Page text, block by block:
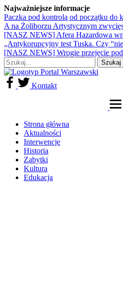
Najważniejsze informacje
Paczka pod kontrolą od początku do
A na Żoliborzu Artystycznym
[NASZ NEWS] Afera Hazardowa
„Antykorupcyjny test Tuska. Czy
[NASZ NEWS] Wrogie przejęcie
Kontakt
Strona główna
Aktualności
Interwencje
Historia
Zabytki
Kultura
Edukacja